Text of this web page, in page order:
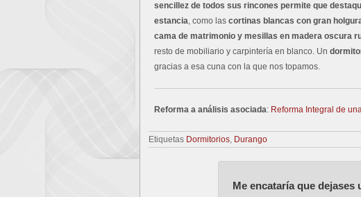
sencillez de todos sus rincones permite que
estancia, como las cortinas blancas con gran
cama de matrimonio y mesillas en madera oscura
resto de mobiliario y carpintería en blanco. Un
gracias a esa cuna con la que nos topamos.
Reforma a análisis asociada: Reforma Integral de
Etiquetas Dormitorios Durango
Me encataría que dejases